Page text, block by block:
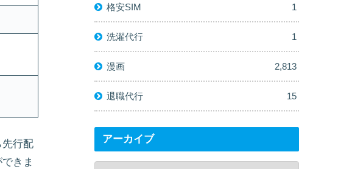
行配
きま
格安SIM 1
洗濯代行 1
漫画 2,813
退職代行 15
アーカイブ